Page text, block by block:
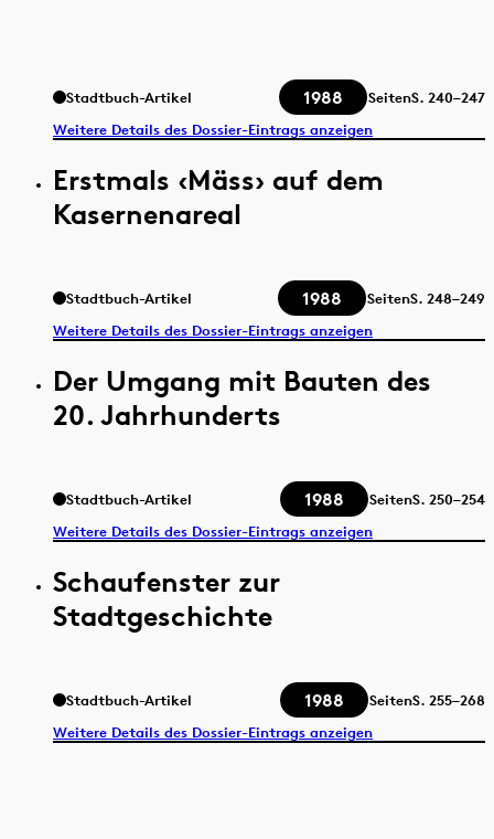
Stadtbuch-Artikel 1988 SeitenS. 240–247
Weitere Details des Dossier-Eintrags anzeigen
Erstmals ‹Mäss› auf dem
Kasernenareal
Stadtbuch-Artikel 1988 SeitenS. 248–249
Weitere Details des Dossier-Eintrags anzeigen
Der Umgang mit Bauten des
20. Jahrhunderts
Stadtbuch-Artikel 1988 SeitenS. 250–254
Weitere Details des Dossier-Eintrags anzeigen
Schaufenster zur
Stadtgeschichte
Stadtbuch-Artikel 1988 SeitenS. 255–268
Weitere Details des Dossier-Eintrags anzeigen